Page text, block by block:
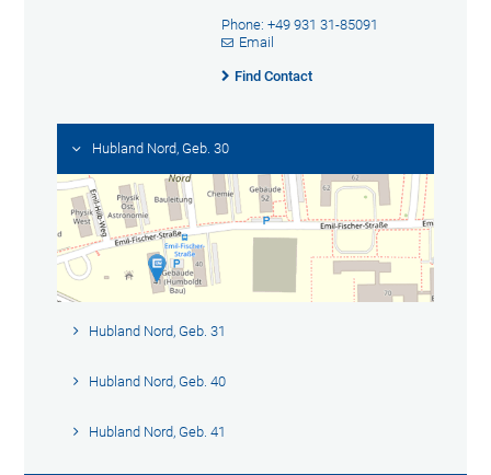
Phone: +49 931 31-85091
Email
Find Contact
Hubland Nord, Geb. 30
Hubland Nord, Geb. 31
Hubland Nord, Geb. 40
Hubland Nord, Geb. 41